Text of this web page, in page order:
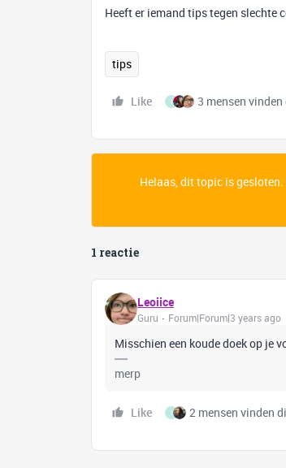
Heeft er iemand tips tegen slechte
tips
Like I 3 mensen
Helaas, dit topic is
1 reactie
Leoiice
Guru Forum|Forum|3 years ago
Misschien een koude doek op je
merp
Like I 2 mensen vinden